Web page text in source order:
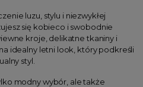
luzu, stylu i niezwykłej
się kobieco i swobodnie
kroje, delikatne tkaniny i
idealny letni look, który podkreśli
styl.
modny wybór, ale także